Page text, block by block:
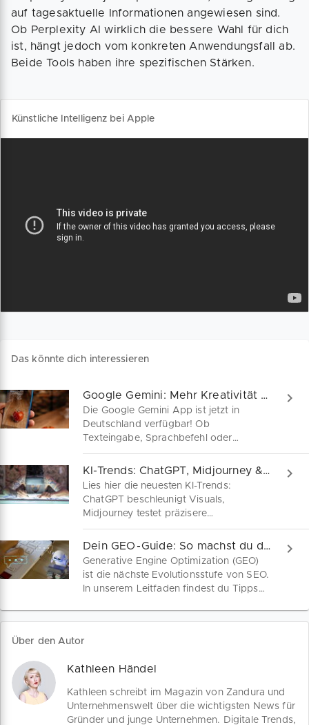
auf tagesaktuelle Informationen angewiesen sind.
Ob Perplexity AI wirklich die bessere Wahl für dich
ist, hängt jedoch vom konkreten Anwendungsfall ab.
Beide Tools haben ihre spezifischen Stärken.
Künstliche Intelligenz bei Apple
Das könnte dich interessieren
Google Gemini: Mehr Kreativität für Soloselbständige
Die Google Gemini App ist jetzt in
Deutschland verfügbar! Ob
Texteingabe, Sprachbefehl oder
Bilderkennung – Gemini bietet dir
vielseitige Unterstützung. Erfahre, wie
du die App herunterlädst und optimal
nutzt.
KI-Trends: ChatGPT, Midjourney & Co. im Einsatz!
Lies hier die neuesten KI-Trends:
ChatGPT beschleunigt Visuals,
Midjourney testet präzisere
Bildbearbeitung, Meta bringt Movie
Gen, und Perplexity liefert bessere
Datenanalysen – für kreative
Illustrationen und fundierte
Entscheidungen.
Dein GEO-Guide: So machst du deine Webseite KI-fit!
Generative Engine Optimization (GEO)
ist die nächste Evolutionsstufe von SEO.
In unserem Leitfaden findest du Tipps
Marketing.
Über den Autor
Kathleen Händel
Kathleen schreibt im Magazin von Zandura und
Unternehmenswelt über die wichtigsten News für
Gründer und junge Unternehmen. Digitale Trends,